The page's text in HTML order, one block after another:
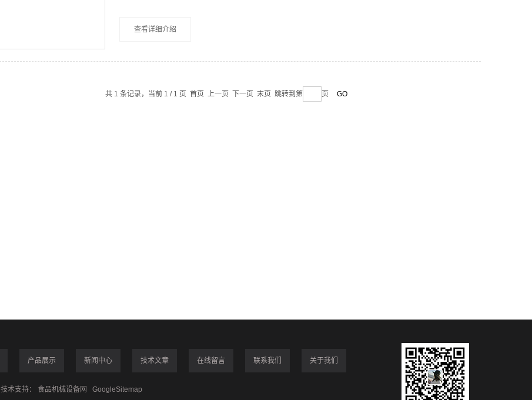
查看详细介绍
共 1 条记录，当前 1 / 1 页 首页 上一页 下一页 末页 跳转到第 页
产品展示 新闻中心 技术文章 在线留言 联系我们 关于我们
技术支持： 食品机械设备网 GoogleSitemap